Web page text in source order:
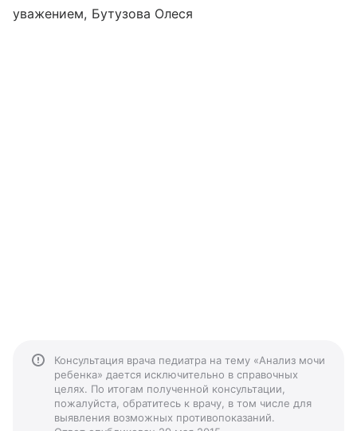
уважением, Бутузова Олеся
Консультация врача педиатра на тему «Анализ мочи
ребенка» дается исключительно в справочных
целях. По итогам полученной консультации,
пожалуйста, обратитесь к врачу, в том числе для
выявления возможных противопоказаний.